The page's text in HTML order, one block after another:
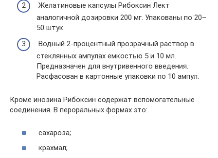
Желатиновые капсулы Рибоксин Лект
аналогичной дозировки 200 мг. Упакованы по 20–
50 штук.
Водный 2-процентный прозрачный раствор в
стеклянных ампулах емкостью 5 и 10 мл.
Предназначен для внутривенного введения.
Расфасован в картонные упаковки по 10 ампул.
Кроме инозина Рибоксин содержат вспомогательные
соединения. В пероральных формах это:
сахароза;
крахмал;